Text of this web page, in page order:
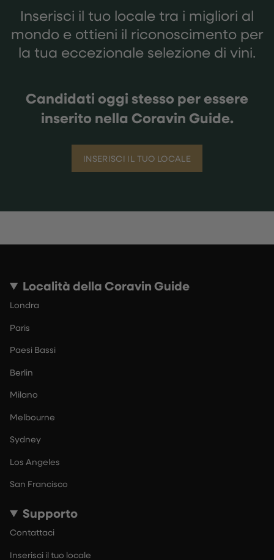
Inserisci il tuo locale tra i migliori al
mondo e ottieni il riconoscimento per
la tua eccezionale selezione di vini.
Candidati oggi stesso per essere
inserito nella Coravin Guide.
INSERISCI IL TUO LOCALE
Località della Coravin Guide
Londra
Paris
Paesi Bassi
Berlin
Milano
Melbourne
Sydney
Los Angeles
San Francisco
Supporto
Contattaci
Inserisci il tuo locale